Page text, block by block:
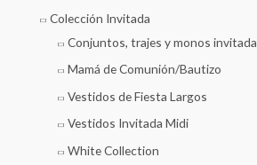
Colección Invitada
Conjuntos, trajes y monos invitada
Mamá de Comunión/Bautizo
Vestidos de Fiesta Largos
Vestidos Invitada Midi
White Collection